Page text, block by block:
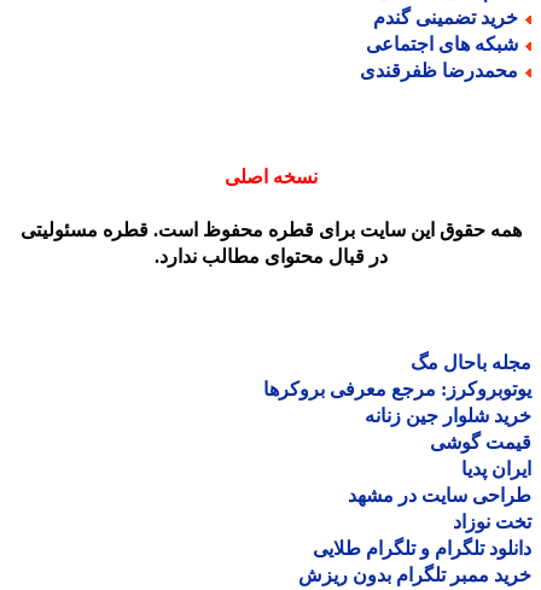
تضمینی گندم
های اجتماعی
ظفرقندی
نسخه اصلی
حقوق این سایت برای قطره محفوظ است. قطره مسئولیتی
در قبال محتوای مطالب ندارد.
باحال مگ
مرجع معرفی بروکرها
شلوار جین زنانه
گوشی
پدیا
سایت در مشهد
نوزاد
تلگرام و تلگرام طلایی
ممبر تلگرام بدون ریزش